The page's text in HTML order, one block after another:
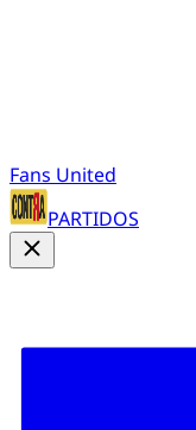
Fans United
PARTIDOS